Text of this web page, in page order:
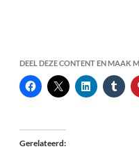
DEEL DEZE CONTENT EN MAAK
Gerelateerd